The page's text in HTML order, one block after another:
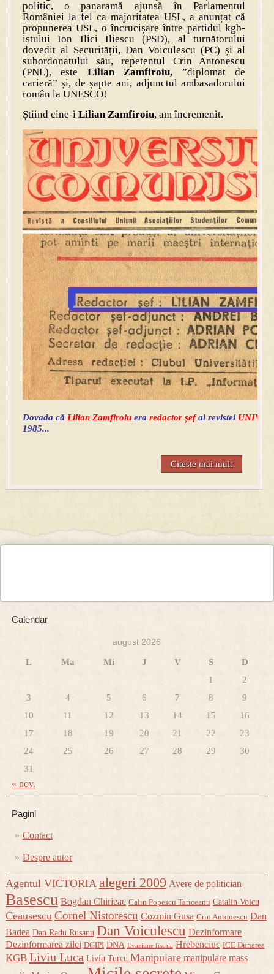
politic, o panaramă ajunsă în Parlamentul
României la fel ca majoritatea USL, a anunțat că
propunerea USL, o încrucișare între partidul kgb-
istului Ion Ilici Iliescu (PSD), al turnătorului
dovedit al Securității, Dan Voiculescu (PC) și al
subordonatului său, repetentul Crin Antonescu
(PNL), este Lilian Zamfiroiu, ”diplomat de
carieră” și, de șapte ani, adjunctul ambasadorului
român la UNESCO!
Știind cine-i Lilian Zamfiroiu, am încremenit.
Dovada că Lilian Zamfiroiu era redactor șefal revistei
1985...
Citeste mai mult
Calendar
august 2026
L Ma Mi J V S
D
1
2
3
4 5 6 7 8
9
10
11 12 13 14 15
16
17
18 19 20 21 22
23
24
25 26 27 28 29
30
31
« nov.
Pagini
Contact
Despre autor
Agentul VICTORIA alegeri 2009 Avere de politician
Basescu Bogdan Chirieac Calin Popescu Tariceanu Catalin Voicu
Ceausescu Cornel Nistorescu Cozmin Gusa Crin Antonescu Dan
Badea Dan Radu Rusanu Dan Voiculescu Dezinformare
Dezinformarea zilei DGIPI DNA Evaziune fiscala Hrebenciuc ICE Dunarea
KGB Liviu Luca Liviu Turcu Manipulare manipulare mass